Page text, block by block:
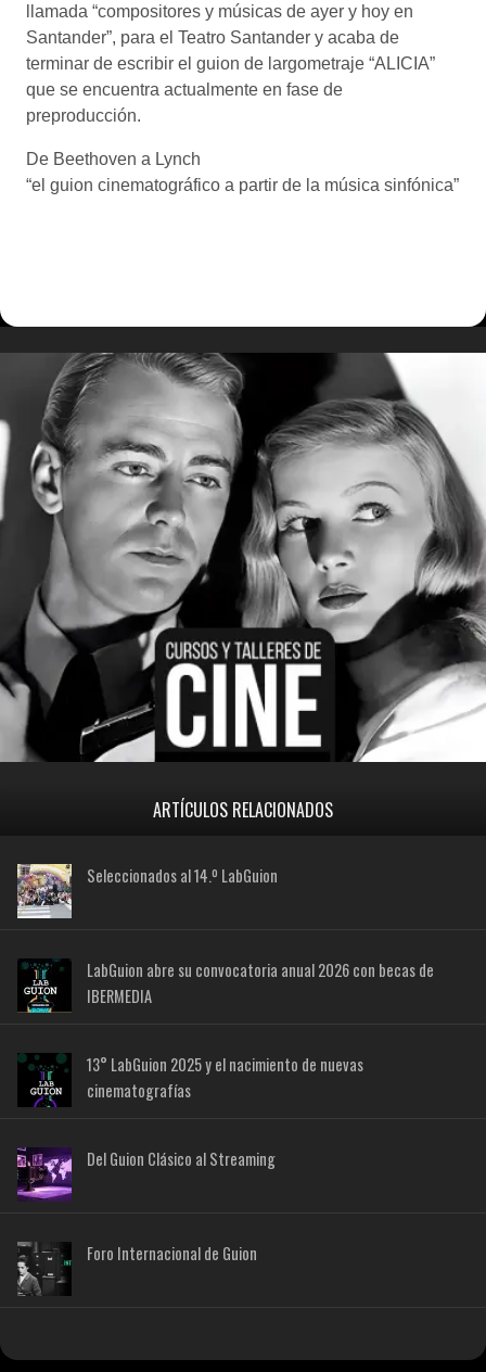
llamada “compositores y músicas de ayer y hoy en
Santander”, para el Teatro Santander y acaba de
terminar de escribir el guion de largometraje “ALICIA”
que se encuentra actualmente en fase de
preproducción.
De Beethoven a Lynch
“el guion cinematográfico a partir de la música sinfónica”
ARTÍCULOS RELACIONADOS
Seleccionados al 14.º LabGuion
LabGuion abre su convocatoria anual 2026 con becas de
IBERMEDIA
13° LabGuion 2025 y el nacimiento de nuevas
cinematografías
Del Guion Clásico al Streaming
Foro Internacional de Guion